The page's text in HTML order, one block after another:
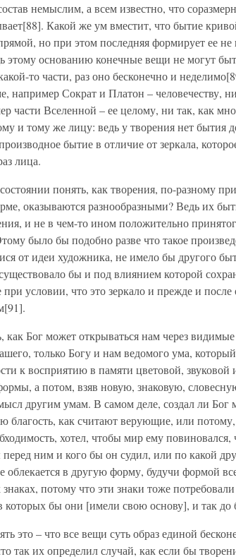
немыслим, а всем известно, что
Какой же ум вместит, что бытие
но при этом последняя формирует ее
этому основанию конечные вещи не могут
то части, раз оно бесконечно и
например Сократ и Платон – человечеству,
части Вселенной – ее целому, ни так, как
и тому же лицу: ведь у творения нет бытия
бытие в отличие от зеркала,
лица.
понять, как творения, по-разному
оказываются разнообразными? Ведь их
и не в чем-то ином положительно
было бы подобно разве что такое
от идеи художника, не имело бы другого
бы и под влиянием которой
при условии, что это зеркало и прежде и
как Бог может открываться нам через
только Богу и нам ведомого ума,
к восприятию в памяти цветовой, звуковой
а потом, взяв новую, знаковую,
другим умам. В самом деле, создал ли Бог
благость, как считают верующие, или
хотел, чтобы мир ему
перед ним и кого бы он судил, или по какой
облекается в другую форму, будучи формой
потому что эти знаки тоже
которых бы они [имели свою основу], и так до
это – что все вещи суть образ единой
так их определил случай, как если бы